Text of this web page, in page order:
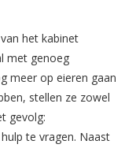
het kabinet
met genoeg
meer op eieren gaan
stellen ze zowel
gevolg:
te vragen. Naast